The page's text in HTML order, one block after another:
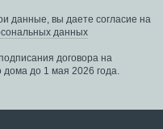
данные, вы даете согласие на
данных
договора на
дома до 1 мая 2026 года.